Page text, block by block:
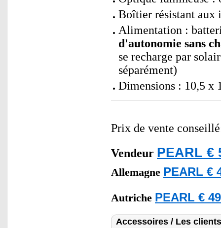
Boîtier résistant aux
Alimentation :
d'autonomie sans
se recharge par
séparément)
Dimensions : 10,5 x
Prix de vente
Vendeur PEARL €
Allemagne PEARL €
Autriche PEARL €
Accessoires / Les